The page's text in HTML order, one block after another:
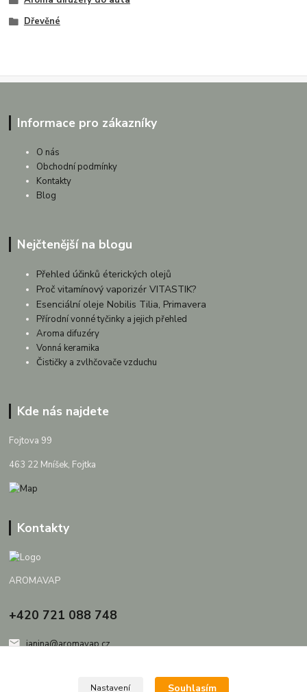
Dřevěné
Informace pro zákazníky
O nás
Obchodní podmínky
Kontakty
Blog
Nejčtenější na blogu
Přehled účinků éterických olejů
Proč vitamínový vaporizér VITASTIK?
Esenciální oleje Nobilis Tilia, Primavera
Přírodní vonné tyčinky a jejich přehled
Aroma difuzéry
Vonná keramika
Čističky a zvlhčovače vzduchu
Kde nás najdete
Fojtova 99
463 22 Mníšek, Fojtka
Kontakty
AROMAVAP
+420 721 088 748
janina@aromavap.cz
Nastavení Souhlasím